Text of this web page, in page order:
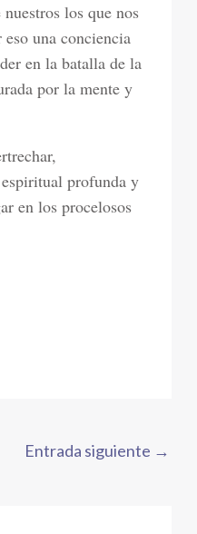
los que nos
una conciencia
en la batalla de la
por la mente y
profunda y
en los procelosos
Entrada siguiente →